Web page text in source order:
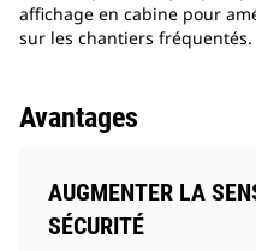
affichage en cabine pour
sur les chantiers fréquentés.
Avantages
AUGMENTER LA
SÉCURITÉ